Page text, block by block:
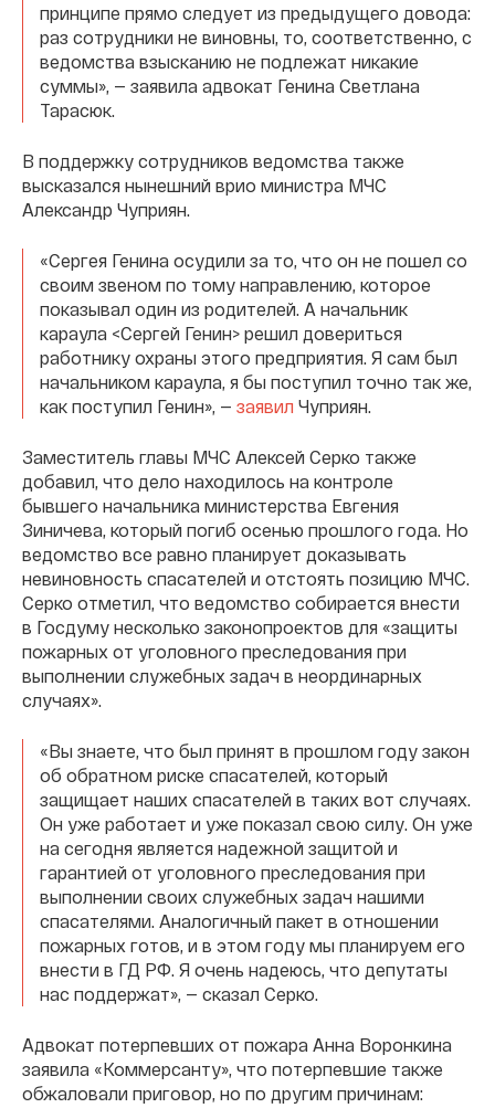
принципе прямо следует из предыдущего довода:
раз сотрудники не виновны, то, соответственно, с
ведомства взысканию не подлежат никакие
суммы», — заявила адвокат Генина Светлана
Тарасюк.
В поддержку сотрудников ведомства также
высказался нынешний врио министра МЧС
Александр Чуприян.
«Сергея Генина осудили за то, что он не пошел со
своим звеном по тому направлению, которое
показывал один из родителей. А начальник
караула <Сергей Генин> решил довериться
работнику охраны этого предприятия. Я сам был
начальником караула, я бы поступил точно так же,
как поступил Генин», — заявил Чуприян.
Заместитель главы МЧС Алексей Серко также
добавил, что дело находилось на контроле
бывшего начальника министерства Евгения
Зиничева, который погиб осенью прошлого года. Но
ведомство все равно планирует доказывать
невиновность спасателей и отстоять позицию МЧС.
Серко отметил, что ведомство собирается внести
в Госдуму несколько законопроектов для «защиты
пожарных от уголовного преследования при
выполнении служебных задач в неординарных
случаях».
«Вы знаете, что был принят в прошлом году закон
об обратном риске спасателей, который
защищает наших спасателей в таких вот случаях.
Он уже работает и уже показал свою силу. Он уже
на сегодня является надежной защитой и
гарантией от уголовного преследования при
выполнении своих служебных задач нашими
спасателями. Аналогичный пакет в отношении
пожарных готов, и в этом году мы планируем его
внести в ГД РФ. Я очень надеюсь, что депутаты
нас поддержат», — сказал Серко.
Адвокат потерпевших от пожара Анна Воронкина
заявила «Коммерсанту», что потерпевшие также
обжаловали приговор, но по другим причинам: